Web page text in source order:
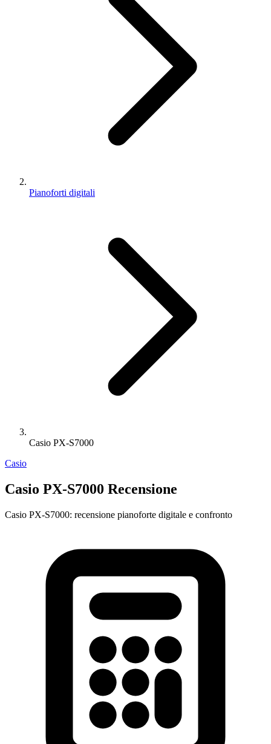
Pianoforti digitali
Casio PX-S7000
Casio
Casio PX-S7000 Recensione
Casio PX-S7000: recensione pianoforte digitale e confronto